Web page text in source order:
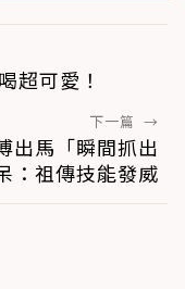
超可愛！
下一篇 →
出馬「瞬間抓出
：祖傳技能發威